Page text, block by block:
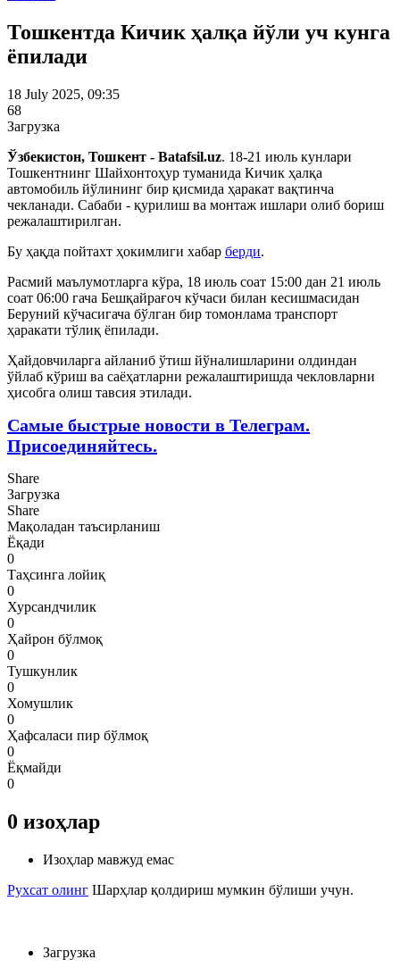
Тошкентда Кичик ҳалқа йўли уч кунга
ёпилади
18 July 2025, 09:35
68
Загрузка
Ўзбекистон, Тошкент - Batafsil.uz. 18-21 июль кунлари
Тошкентнинг Шайхонтоҳур туманида Кичик ҳалқа
автомобиль йўлининг бир қисмида ҳаракат вақтинча
чекланади. Сабаби - қурилиш ва монтаж ишлари олиб бориш
режалаштирилган.
Бу ҳақда пойтахт ҳокимлиги хабар берди.
Расмий маълумотларга кўра, 18 июль соат 15:00 дан 21 июль
соат 06:00 гача Бешқайрағоч кўчаси билан кесишмасидан
Беруний кўчасигача бўлган бир томонлама транспорт
ҳаракати тўлиқ ёпилади.
Ҳайдовчиларга айланиб ўтиш йўналишларини олдиндан
ўйлаб кўриш ва саёҳатларни режалаштиришда чекловларни
ҳисобга олиш тавсия этилади.
Самые быстрые новости в Телеграм.
Присоединяйтесь.
Share
Загрузка
Share
Мақоладан таъсирланиш
Ёқади
0
Таҳсинга лойиқ
0
Хурсандчилик
0
Ҳайрон бўлмоқ
0
Тушкунлик
0
Хомушлик
0
Ҳафсаласи пир бўлмоқ
0
Ёқмайди
0
0 изоҳлар
Изоҳлар мавжуд емас
Рухсат олинг Шарҳлар қолдириш мумкин бўлиши учун.
Загрузка